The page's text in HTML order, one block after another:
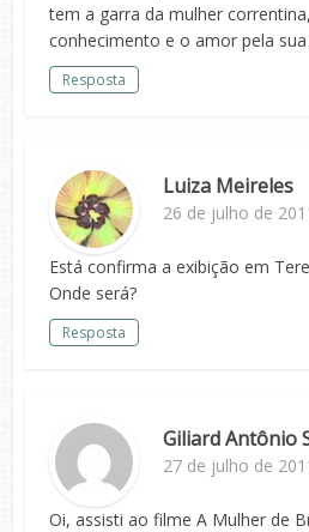
tem a garra da mulher
conhecimento e o amor pela
Resposta
Luiza Meireles
26 de julho de
Está confirma a exibição em
Onde será?
Resposta
Giliard Antônio
27 de julho de
Oi, assisti ao filme A Mulher de